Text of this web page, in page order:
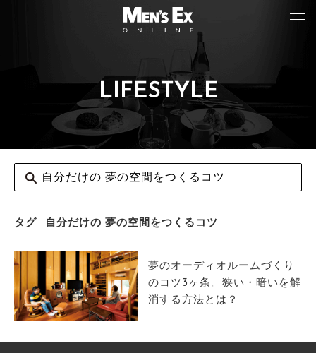
LIFESTYLE
タグ 自分だけの 夢の空間をつくるコツ
夢のオーディオルームづくり
のコツ3ヶ条。狭い・暗いを解
消する方法とは？
FASHION
CAR&BIKE
LIFESTYLE
COLUMN
MAGAZINE
ABOUT SITE